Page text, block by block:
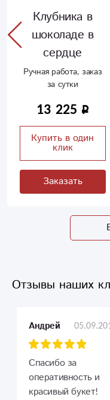
Клубника в
шоколаде в
сердце
Ручная работа, заказ
за сутки
13 225
Купить в один
клик
Заказать
Отзывы наших
Андрей
Спасибо за
оперативность и
красивый букет!